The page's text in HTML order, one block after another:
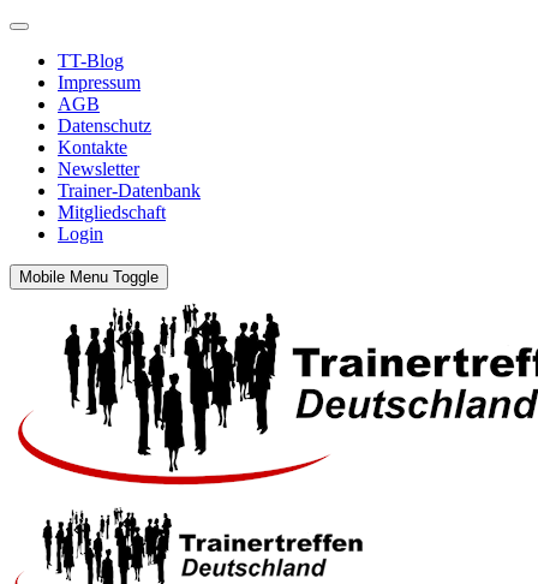
TT-Blog
Impressum
AGB
Datenschutz
Kontakte
Newsletter
Trainer-Datenbank
Mitgliedschaft
Login
Mobile Menu Toggle